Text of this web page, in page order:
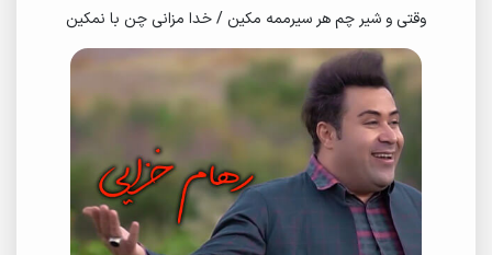
وقتی و شیر چم هر سیرممه مکین / خدا مزانی چن با نمکین